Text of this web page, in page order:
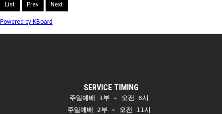
List Prev Next
Powered by KBoard
SERVICE TIMING
주일예배 1부 - 오전 8시
주일예배 2부 - 오전 11시